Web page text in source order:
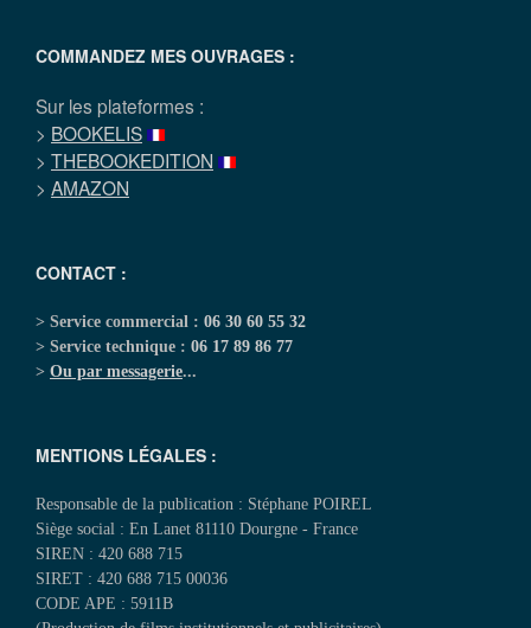
COMMANDEZ MES OUVRAGES :
Sur les plateformes :
> BOOKELIS
> THEBOOKEDITION
> AMAZON
CONTACT :
> Service commercial : 06 30 60 55 32
> Service technique : 06 17 89 86 77
> Ou par messagerie...
MENTIONS LÉGALES :
Responsable de la publication : Stéphane POIREL
Siège social : En Lanet 81110 Dourgne - France
SIREN : 420 688 715
SIRET : 420 688 715 00036
CODE APE : 5911B